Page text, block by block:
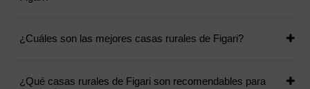
¿Cuáles son las mejores casas rurales de Figari?
¿Qué casas rurales de Figari son recomendables para